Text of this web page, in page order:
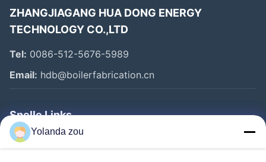
ZHANGJIAGANG HUA DONG ENERGY
TECHNOLOGY CO.,LTD
Tel: 0086-512-5676-5989
Email: hdb@boilerfabrication.cn
Snelle Links
Huis
Yolanda zou